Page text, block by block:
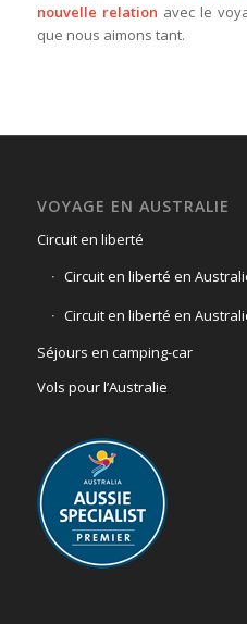
nouvelle relation avec le
que nous aimons tant.
VOYAGE EN AUSTRALIE
Circuit en liberté
Circuit en liberté en
Circuit en liberté en
Séjours en camping-car
Vols pour l’Australie